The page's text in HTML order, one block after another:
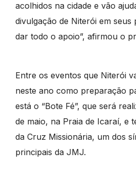
acolhidos na cidade e vão
divulgação de Niterói em seus
dar todo o apoio”, afirmou o
Entre os eventos que Niterói
neste ano como preparação
está o “Bote Fé”, que será
de maio, na Praia de Icaraí, e
da Cruz Missionária, um dos
principais da JMJ.